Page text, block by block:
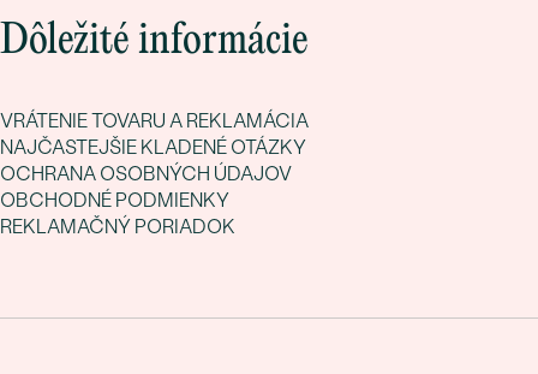
Dôležité informácie
VRÁTENIE TOVARU A REKLAMÁCIA
NAJČASTEJŠIE KLADENÉ OTÁZKY
OCHRANA OSOBNÝCH ÚDAJOV
OBCHODNÉ PODMIENKY
REKLAMAČNÝ PORIADOK